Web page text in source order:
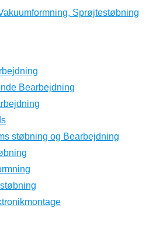
Bearbejdning
støbning og Bearbejdning